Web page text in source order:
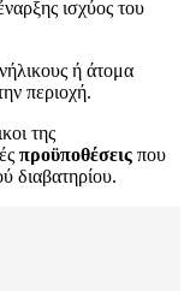
ισχύος του
ή άτομα
περιοχή.
της
προϋποθέσεις που
διαβατηρίου.